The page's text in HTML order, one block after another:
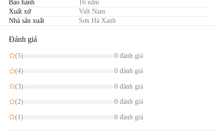
Bảo hành
16 năm
Xuất xứ
Việt Nam
Nhà sản xuất
Sơn Hà Xanh
Đánh giá
(5) 0 đánh giá
(4) 0 đánh giá
(3) 0 đánh giá
(2) 0 đánh giá
(1) 0 đánh giá